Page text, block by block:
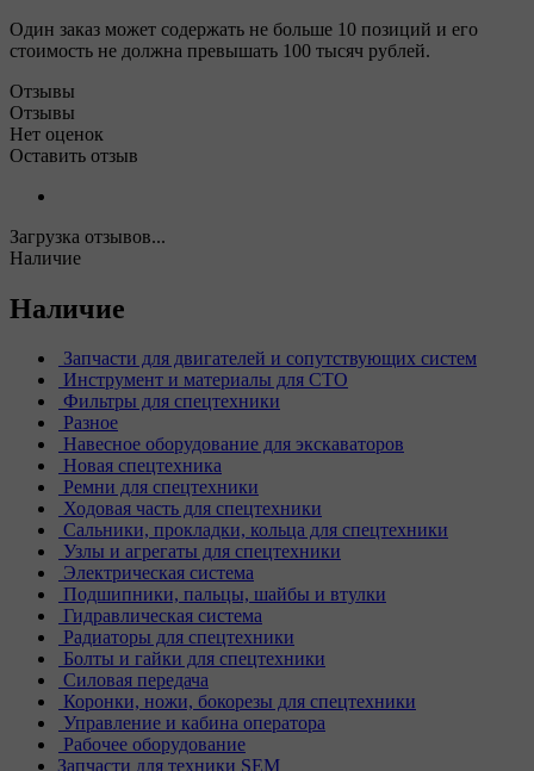
Один заказ может содержать не больше 10 позиций и его
стоимость не должна превышать 100 тысяч рублей.
Отзывы
Отзывы
Нет оценок
Оставить отзыв
Загрузка отзывов...
Наличие
Наличие
Запчасти для двигателей и сопутствующих систем
Инструмент и материалы для СТО
Фильтры для спецтехники
Разное
Навесное оборудование для экскаваторов
Новая спецтехника
Ремни для спецтехники
Ходовая часть для спецтехники
Сальники, прокладки, кольца для спецтехники
Узлы и агрегаты для спецтехники
Электрическая система
Подшипники, пальцы, шайбы и втулки
Гидравлическая система
Радиаторы для спецтехники
Болты и гайки для спецтехники
Силовая передача
Коронки, ножи, бокорезы для спецтехники
Управление и кабина оператора
Рабочее оборудование
Запчасти для техники SEM